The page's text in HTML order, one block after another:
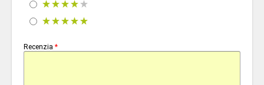
Recenzia *